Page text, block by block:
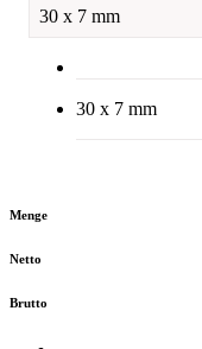
30 x 7 mm
30 x 7 mm
Menge
Netto
Brutto